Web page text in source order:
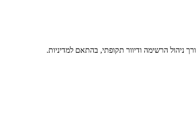
ניהול הרשימה ודיוור תקופתי, בהתאם למדיניות.